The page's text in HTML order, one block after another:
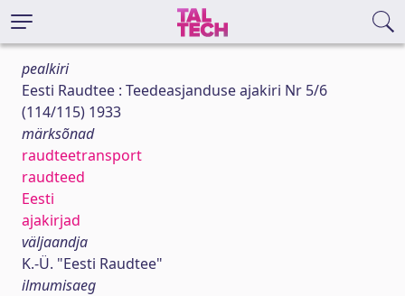
pealkiri
Eesti Raudtee : Teedeasjanduse ajakiri Nr 5/6
(114/115) 1933
märksõnad
raudteetransport
raudteed
Eesti
ajakirjad
väljaandja
K.-Ü. "Eesti Raudtee"
ilmumisaeg